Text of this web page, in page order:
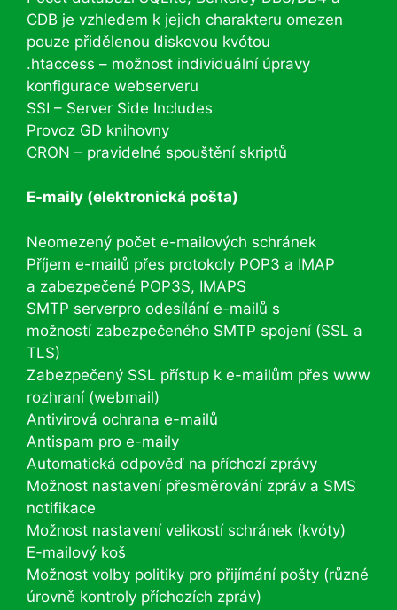
CDB je vzhledem k jejich charakteru omezen
pouze přidělenou diskovou kvótou
.htaccess – možnost individuální úpravy
konfigurace webserveru
SSI – Server Side Includes
Provoz GD knihovny
CRON – pravidelné spouštění skriptů
E-maily (elektronická pošta)
Neomezený počet e-mailových schránek
Příjem e-mailů přes protokoly POP3 a IMAP
a zabezpečené POP3S, IMAPS
SMTP serverpro odesílání e-mailů s
možností zabezpečeného SMTP spojení (SSL a
TLS)
Zabezpečený SSL přístup k e-mailům přes www
rozhraní (webmail)
Antivirová ochrana e-mailů
Antispam pro e-maily
Automatická odpověď na příchozí zprávy
Možnost nastavení přesměrování zpráv a SMS
notifikace
Možnost nastavení velikostí schránek (kvóty)
E-mailový koš
Možnost volby politiky pro přijímání pošty (různé
úrovně kontroly příchozích zpráv)